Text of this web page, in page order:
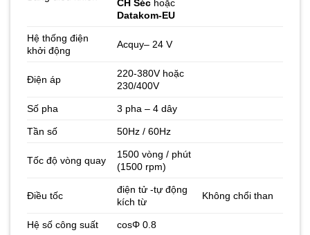
CH Séc hoặc
Datakom-EU
Hệ thống điện
khởi động
Acquy– 24 V
Điện áp
220-380V hoặc
230/400V
Số pha 3 pha – 4 dây
Tần số 50Hz / 60Hz
Tốc độ vòng quay
1500 vòng / phút
(1500 rpm)
Điều tốc
điện tử -tự động
kích từ
Không chổi than
Hệ số công suất cosΦ 0.8